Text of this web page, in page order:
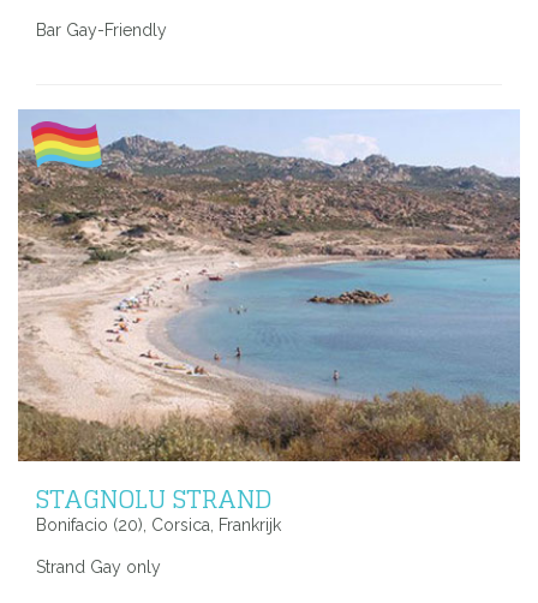
Bar Gay-Friendly
STAGNOLU STRAND
Bonifacio (20), Corsica, Frankrijk
Strand Gay only